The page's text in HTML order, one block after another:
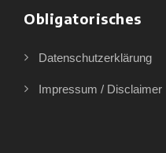
Obligatorisches
Datenschutzerklärung
Impressum / Disclaimer